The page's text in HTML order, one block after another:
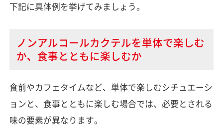
下記に具体例を挙げてみましょう。
ノンアルコールカクテルを単体で楽しむ
か、食事とともに楽しむか
食前やカフェタイムなど、単体で楽しむシチュエーシ
ョンと、食事とともに楽しむ場合では、必要とされる
味の要素が異なります。